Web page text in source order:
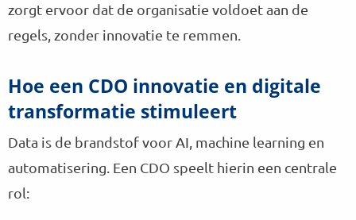
zorgt ervoor dat de organisatie voldoet aan de
regels, zonder innovatie te remmen.
Hoe een CDO innovatie en digitale
transformatie stimuleert
Data is de brandstof voor AI, machine learning en
automatisering. Een CDO speelt hierin een centrale
rol: